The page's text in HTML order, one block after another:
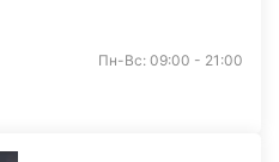
Пн-Вс: 09:00 - 21:00